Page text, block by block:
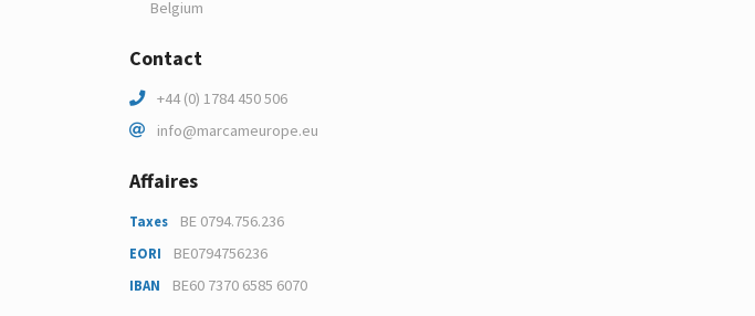
Belgium
Contact
+44 (0) 1784 450 506
info@marcameurope.eu
Affaires
Taxes BE 0794.756.236
EORI BE0794756236
IBAN BE60 7370 6585 6070